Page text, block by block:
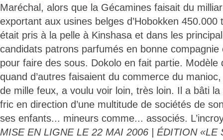
Maréchal, alors que la Gécamines faisait du
exportant aux usines belges d’Hobokken
était pris à la pelle à Kinshasa et dans les
candidats patrons parfumés en bonne
pour faire des sous. Dokolo en fait partie. Modèle
quand d’autres faisaient du commerce du
de mille feux, a voulu voir loin, très loin. Il a bâti
fric en direction d’une multitude de sociétés de
ses enfants... mineurs comme... associés.
MISE EN LIGNE LE 22 MAI 2006 | ÉDITION «LE